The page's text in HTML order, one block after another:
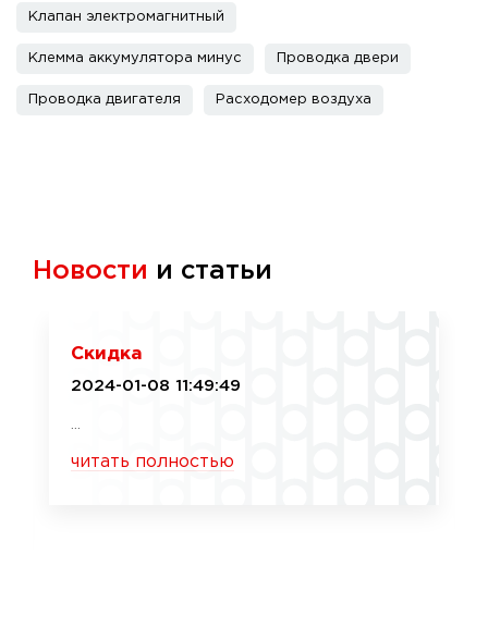
Клапан электромагнитный
Клемма аккумулятора минус Проводка двери
Проводка двигателя Расходомер воздуха
Новости и статьи
Скидка
2024-01-08 11:49:49
читать полностью